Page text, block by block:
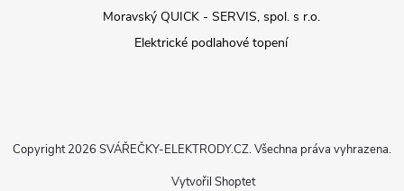
Moravský QUICK - SERVIS, spol. s r.o.
Elektrické podlahové topení
Vytvořil Shoptet
Copyright 2026 SVÁŘEČKY-ELEKTRODY.CZ. Všechna práva vyhrazena.